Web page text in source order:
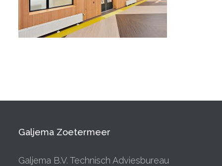
Galjema Zoetermeer
Galjema B.V. Technisch Adviesbureau